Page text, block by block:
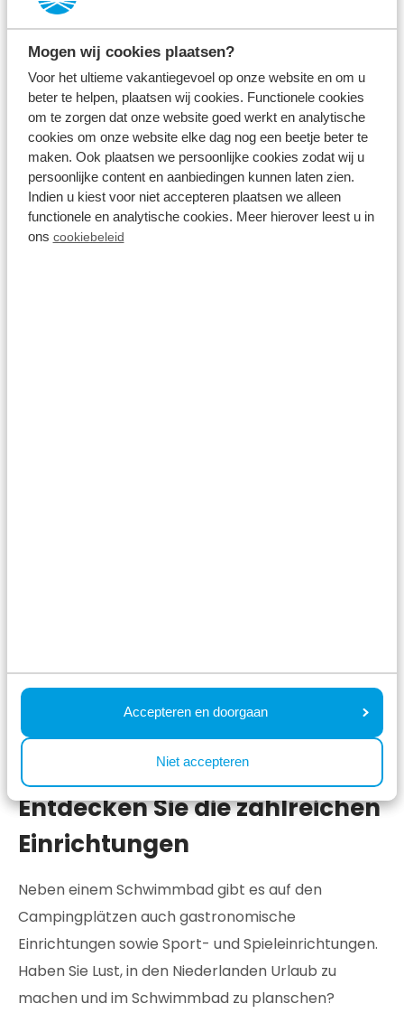
Mogen wij cookies plaatsen?
Voor het ultieme vakantiegevoel op onze website en om u
beter te helpen, plaatsen wij cookies. Functionele cookies
om te zorgen dat onze website goed werkt en analytische
cookies om onze website elke dag nog een beetje beter te
maken. Ook plaatsen we persoonlijke cookies zodat wij u
persoonlijke content en aanbiedingen kunnen laten zien.
Indien u kiest voor niet accepteren plaatsen we alleen
functionele en analytische cookies. Meer hierover leest u in
ons cookiebeleid
Accepteren en doorgaan
Niet accepteren
Resort Lexmond
Recreatiepark de Wielerbaan
Entdecken Sie die zahlreichen
Einrichtungen
Neben einem Schwimmbad gibt es auf den
Campingplätzen auch gastronomische
Einrichtungen sowie Sport- und Spieleinrichtungen.
Haben Sie Lust, in den Niederlanden Urlaub zu
machen und im Schwimmbad zu planschen?